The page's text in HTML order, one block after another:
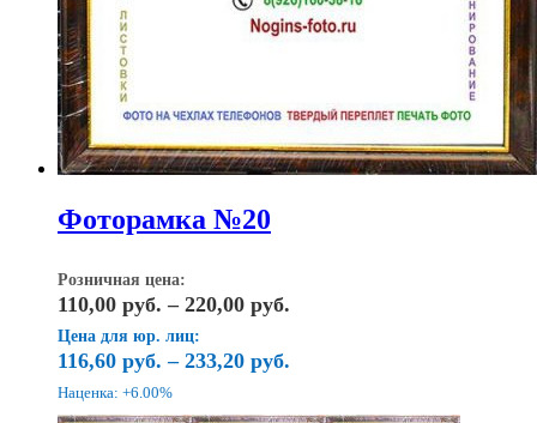
Фоторамка №20
Розничная цена:
110,00 руб. – 220,00 руб.
Цена для юр. лиц:
116,60 руб. – 233,20 руб.
Наценка: +6.00%